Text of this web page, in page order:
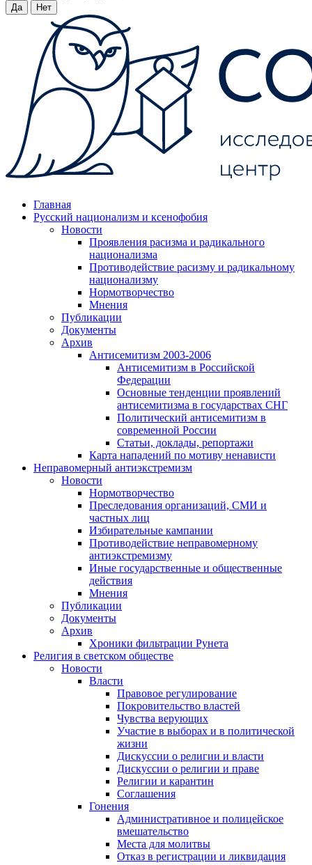
Да Нет
Главная
Русский национализм и ксенофобия
Новости
Проявления расизма и радикального
национализма
Противодействие расизму и радикальному
национализму
Нормотворчество
Мнения
Публикации
Документы
Архив
Антисемитизм 2003-2006
Антисемитизм в Российской
Федерации
Основные тенденции проявлений
антисемитизма в государствах СНГ
Политический антисемитизм в
современной России
Статьи, доклады, репортажи
Карта нападений по мотиву ненависти
Неправомерный антиэкстремизм
Новости
Нормотворчество
Преследования организаций, СМИ и
частных лиц
Избирательные кампании
Противодействие неправомерному
антиэкстремизму
Иные государственные и общественные
действия
Мнения
Публикации
Документы
Архив
Хроники фильтрации Рунета
Религия в светском обществе
Новости
Власти
Правовое регулирование
Покровительство властей
Чувства верующих
Участие в выборах и в политической
жизни
Дискуссии о религии и власти
Дискуссии о религии и праве
Религии и карантин
Соглашения
Гонения
Административное и полицейское
вмешательство
Места для молитвы
Отказ в регистрации и ликвидация